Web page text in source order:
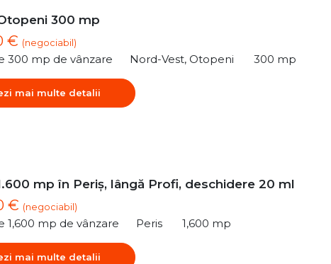
300 mp
€ (negociabil)
300 mp de vânzare Nord-Vest, Otopeni 300 mp
mai multe detalii
mp în Periș, lângă Profi, deschidere 20 ml
€ (negociabil)
1,600 mp de vânzare Peris 1,600 mp
mai multe detalii